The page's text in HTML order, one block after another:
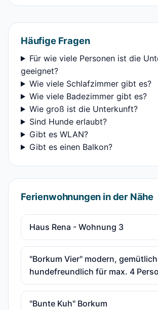
Häufige Fragen
Für wie viele Personen ist die
geeignet?
Wie viele Schlafzimmer gibt es?
Wie viele Badezimmer gibt es?
Wie groß ist die Unterkunft?
Sind Hunde erlaubt?
Gibt es WLAN?
Gibt es einen Balkon?
Ferienwohnungen in der Nähe
Haus Rena - Wohnung 3
"Borkum Vier" modern,
hundefreundlich für max. 4
"Bunte Kuh" Borkum